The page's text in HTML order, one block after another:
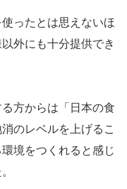
ったとは思えないほ
外にも十分提供でき
方からは「日本の食
のレベルを上げるこ
境をつくれると感じ